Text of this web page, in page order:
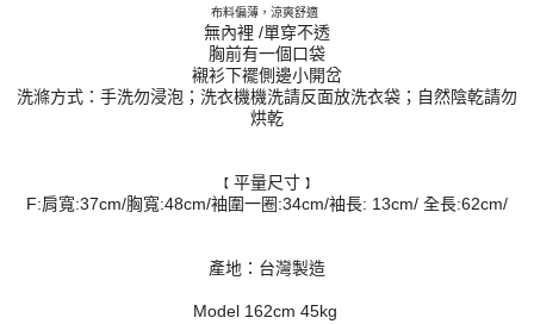
布料偏薄，涼爽舒適
無內裡 /單穿不透
胸前有一個口袋
襯衫下襬側邊小開岔
洗滌方式：手洗勿浸泡；洗衣機機洗請反面放洗衣袋；自然陰乾請勿
烘乾
【 平量尺寸 】
F:肩寬:37cm/胸寬:48cm/袖圍一圈:34cm/袖長: 13cm/ 全長:62cm/
產地：台灣製造
Model 162cm 45kg